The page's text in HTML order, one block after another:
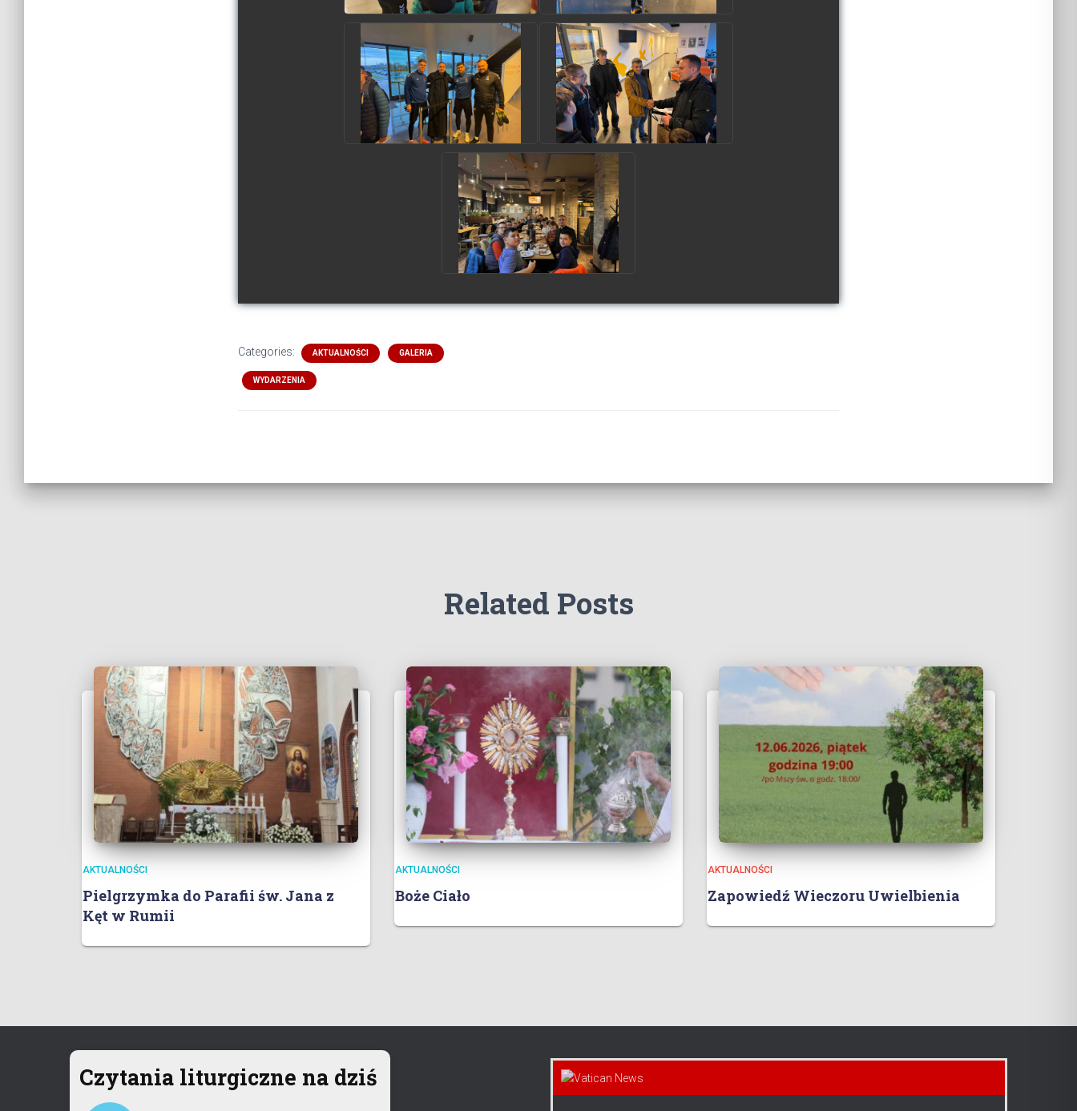
Categories: AKTUALNOŚCI GALERIA
WYDARZENIA
Related Posts
AKTUALNOŚCI
Pielgrzymka do Parafii św. Jana z
Kęt w Rumii
AKTUALNOŚCI
Boże Ciało
AKTUALNOŚCI
Zapowiedź Wieczoru Uwielbienia
Czytania liturgiczne na dziś